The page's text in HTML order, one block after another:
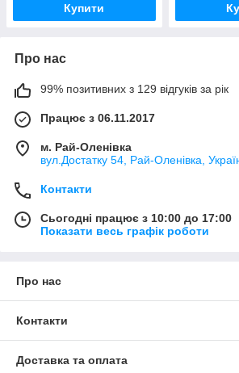
Купити
Про нас
99% позитивних з 129 відгуків за рік
Працює з 06.11.2017
м. Рай-Оленівка
вул.Достатку 54, Рай-Оленівка,
Контакти
Сьогодні працює з 10:00 до 17:00
Показати весь графік роботи
Про нас
Контакти
Доставка та оплата